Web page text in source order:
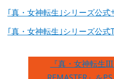
｢真・女神転生｣シリーズ公式
｢真・女神転生｣シリーズ公
『真・女神転生